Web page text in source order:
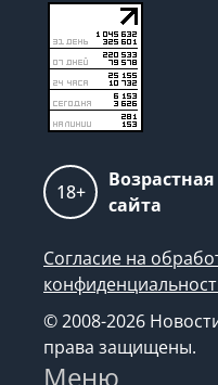
18+
сайта
Согласие на
© 2008-2026
права защищены.
Меню